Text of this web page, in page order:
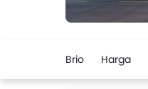
Brio Harga